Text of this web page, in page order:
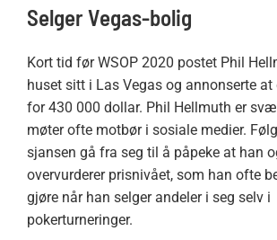
Selger Vegas-bolig
Kort tid før WSOP 2020 postet Phil
huset sitt i Las Vegas og annonserte at
for 430 000 dollar. Phil Hellmuth er
møter ofte motbør i sosiale medier.
sjansen gå fra seg til å påpeke at han
overvurderer prisnivået, som han ofte
gjøre når han selger andeler i seg selv i
pokerturneringer.